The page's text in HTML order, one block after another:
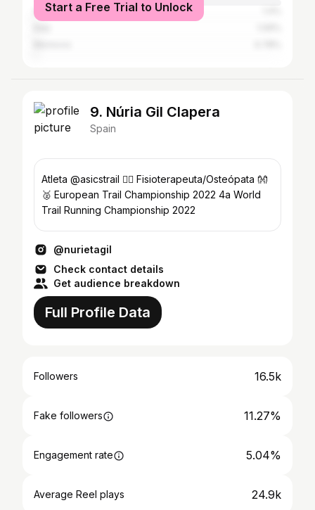
Argentina
Start a Free Trial to Unlock
9. Núria Gil Clapera
Spain
Atleta @asicstrail 🏃‍♀️ Fisioterapeuta/Osteópata 👐
🥈 European Trail Championship 2022 4a World
Trail Running Championship 2022
@nurietagil
Check contact details
Get audience breakdown
Full Profile Data
Followers 16.5k
Fake followers 11.27%
Engagement rate 5.04%
Average Reel plays 24.9k